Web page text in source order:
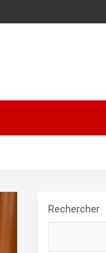
Rechercher